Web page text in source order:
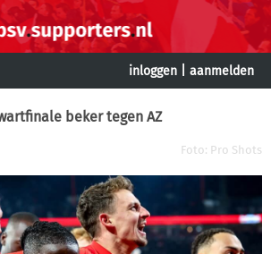
inloggen aanmelden
beker tegen AZ
Foto: Pro Shots